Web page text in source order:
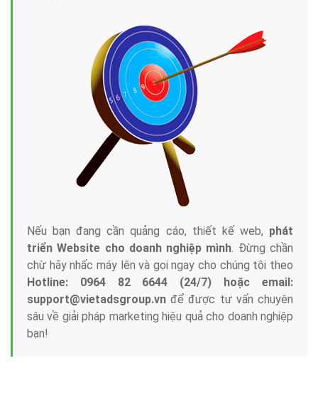
Nếu bạn đang cần quảng cáo, thiết kế web, phát
triển Website cho doanh nghiệp mình. Đừng chần
chừ hãy nhấc máy lên và gọi ngay cho chúng tôi theo
Hotline: 0964 82 6644 (24/7) hoặc email:
support@vietadsgroup.vn để được tư vấn chuyên
sâu về giải pháp marketing hiệu quả cho doanh nghiệp
bạn!